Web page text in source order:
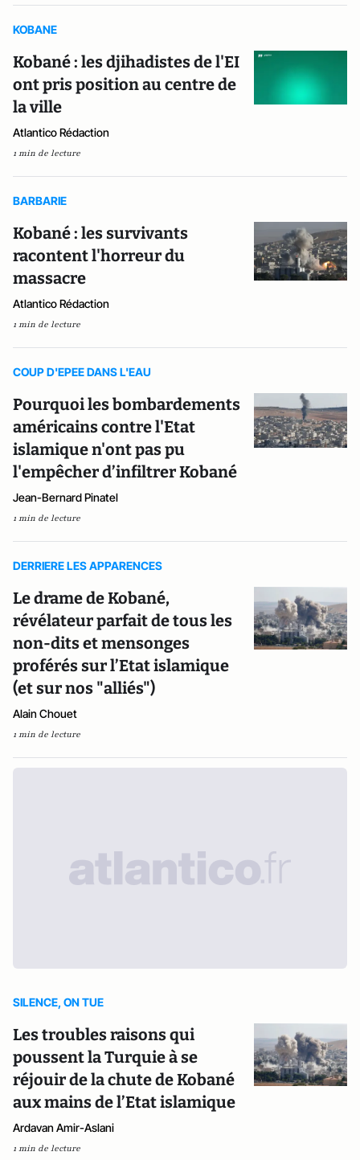
KOBANE
Kobané : les djihadistes de l'EI
ont pris position au centre de
la ville
Atlantico Rédaction
1 min de lecture
BARBARIE
Kobané : les survivants
racontent l'horreur du
massacre
Atlantico Rédaction
1 min de lecture
COUP D'EPEE DANS L'EAU
Pourquoi les bombardements
américains contre l'Etat
islamique n'ont pas pu
l'empêcher d’infiltrer Kobané
Jean-Bernard Pinatel
1 min de lecture
DERRIERE LES APPARENCES
Le drame de Kobané,
révélateur parfait de tous les
non-dits et mensonges
proférés sur l’Etat islamique
(et sur nos "alliés")
Alain Chouet
1 min de lecture
SILENCE, ON TUE
Les troubles raisons qui
poussent la Turquie à se
réjouir de la chute de Kobané
aux mains de l’Etat islamique
Ardavan Amir-Aslani
1 min de lecture